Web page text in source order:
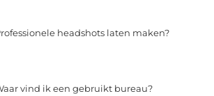
headshots laten maken?
vind ik een gebruikt bureau?